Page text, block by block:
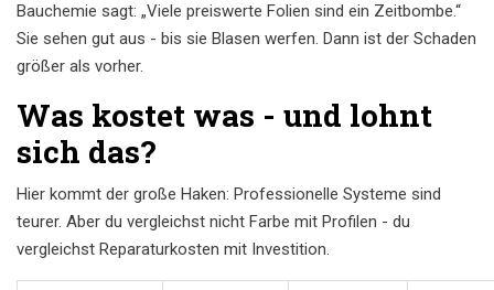
Bauchemie sagt: „Viele preiswerte Folien sind ein Zeitbombe.“
Sie sehen gut aus - bis sie Blasen werfen. Dann ist der Schaden
größer als vorher.
Was kostet was - und lohnt
sich das?
Hier kommt der große Haken: Professionelle Systeme sind
teurer. Aber du vergleichst nicht Farbe mit Profilen - du
vergleichst Reparaturkosten mit Investition.